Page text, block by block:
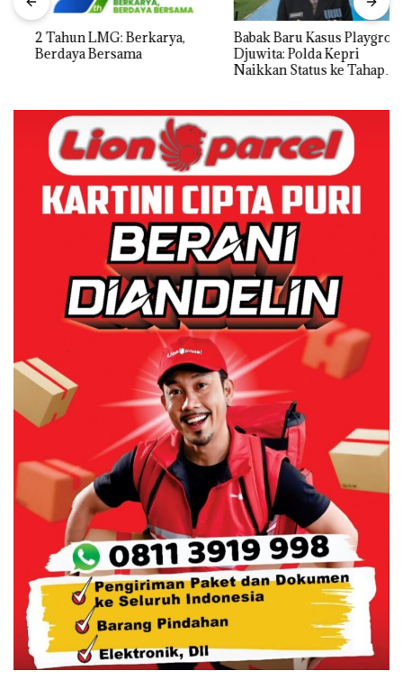
2 Tahun LMG: Berkarya,
Berdaya Bersama
Babak Baru Kasus Playgroup
Djuwita: Polda Kepri
Naikkan Status ke Tahap